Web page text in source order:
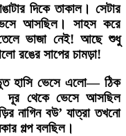
দিকে তাকাল। সেটার
আসছিল। সাহস করে
ভাজা নেই! আছে শুধু
রঙের সাপের চামড়া!
হাসি ভেসে এলো— ঠিক
দূর থেকে ভেসে আসছিল
নাগিন বউ’ যাত্রা তখনো
গল্প বলছিল।